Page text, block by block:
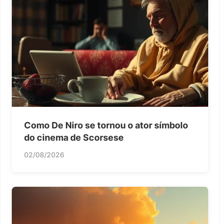
Como De Niro se tornou o ator símbolo
do cinema de Scorsese
02/08/2026